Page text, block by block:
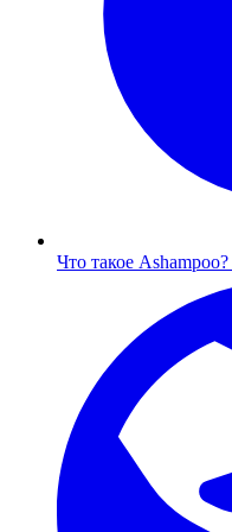
Что такое Ashampoo?